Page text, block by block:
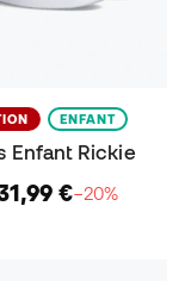
ENFANT
Enfant Rickie
€−20%